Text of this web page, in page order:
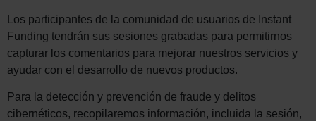
Los participantes de la comunidad de usuarios de Instant
Funding tendrán sus sesiones grabadas para permitirnos
capturar los comentarios para mejorar nuestros servicios y
ayudar con el desarrollo de nuevos productos.
Para la detección y prevención de fraude y delitos
cibernéticos, recopilaremos información, incluida la sesión,